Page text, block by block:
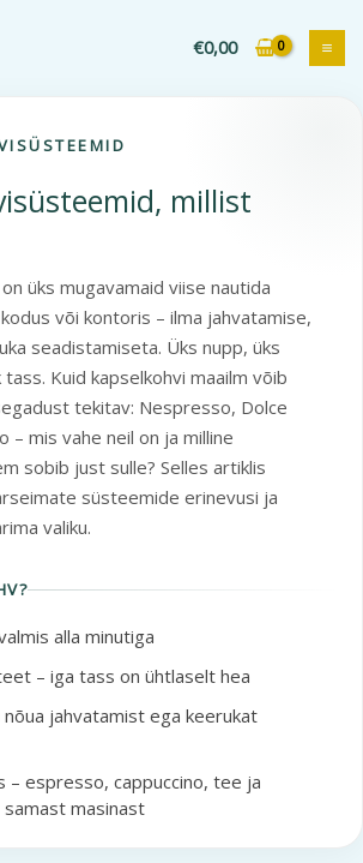
€0,00
millist
üks mugavamaid viise nautida
või kontoris – ilma jahvatamise,
seadistamiseta. Üks nupp, üks
Kuid kapselkohvi maailm võib
tekitav: Nespresso, Dolce
– mis vahe neil on ja milline
sobib just sulle? Selles artiklis
süsteemide erinevusi ja
valiku.
alla minutiga
– iga tass on ühtlaselt hea
nõua jahvatamist ega keerukat
– espresso, cappuccino, tee ja
masinast